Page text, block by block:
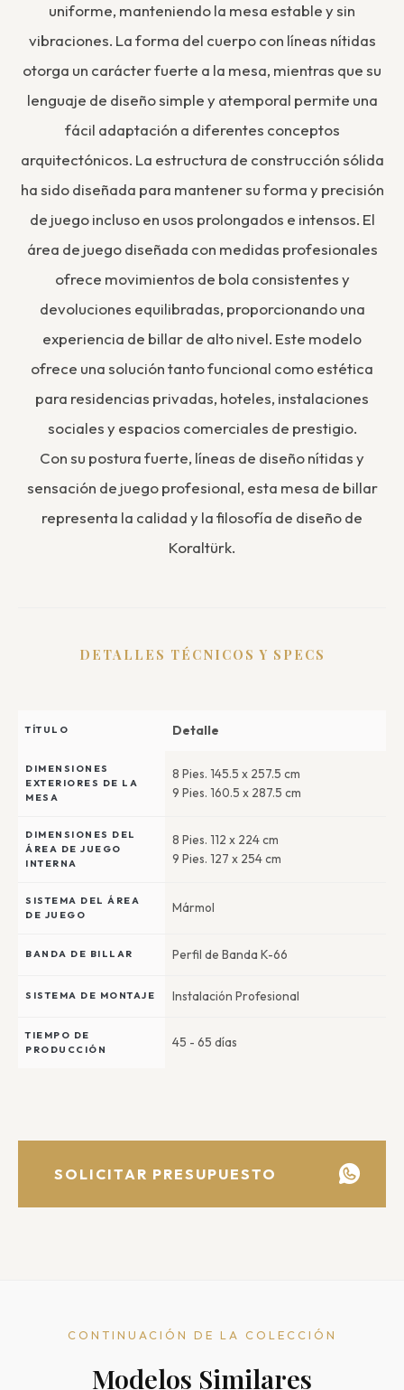
uniforme, manteniendo la mesa estable y sin
vibraciones. La forma del cuerpo con líneas nítidas
otorga un carácter fuerte a la mesa, mientras que su
lenguaje de diseño simple y atemporal permite una
fácil adaptación a diferentes conceptos
arquitectónicos. La estructura de construcción sólida
ha sido diseñada para mantener su forma y precisión
de juego incluso en usos prolongados e intensos. El
área de juego diseñada con medidas profesionales
ofrece movimientos de bola consistentes y
devoluciones equilibradas, proporcionando una
experiencia de billar de alto nivel. Este modelo
ofrece una solución tanto funcional como estética
para residencias privadas, hoteles, instalaciones
sociales y espacios comerciales de prestigio.
Con su postura fuerte, líneas de diseño nítidas y
sensación de juego profesional, esta mesa de billar
representa la calidad y la filosofía de diseño de
Koraltürk.
DETALLES TÉCNICOS Y SPECS
TÍTULO Detalle
DIMENSIONES
EXTERIORES DE LA
MESA
8 Pies. 145.5 x 257.5 cm
9 Pies. 160.5 x 287.5 cm
DIMENSIONES DEL
ÁREA DE JUEGO
INTERNA
8 Pies. 112 x 224 cm
9 Pies. 127 x 254 cm
SISTEMA DEL ÁREA
DE JUEGO
Mármol
BANDA DE BILLAR Perfil de Banda K-66
SISTEMA DE MONTAJE Instalación Profesional
TIEMPO DE
PRODUCCIÓN
45 - 65 días
SOLICITAR PRESUPUESTO
CONTINUACIÓN DE LA COLECCIÓN
Modelos Similares